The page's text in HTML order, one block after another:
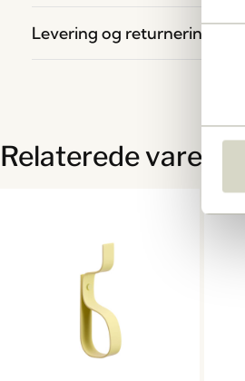
Consent
Levering og returnering
Relaterede varer